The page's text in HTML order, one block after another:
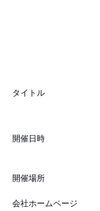
タイトル
開催日時
開催場所
会社ホームページ